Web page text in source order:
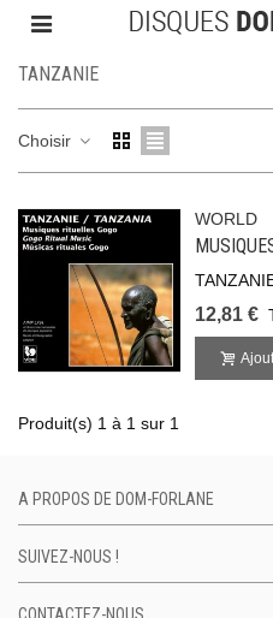
TANZANIE
Choisir
WORLD
12,81 €
Produit(s) 1 à 1 sur 1
A PROPOS DE DOM-FORLANE
SUIVEZ-NOUS !